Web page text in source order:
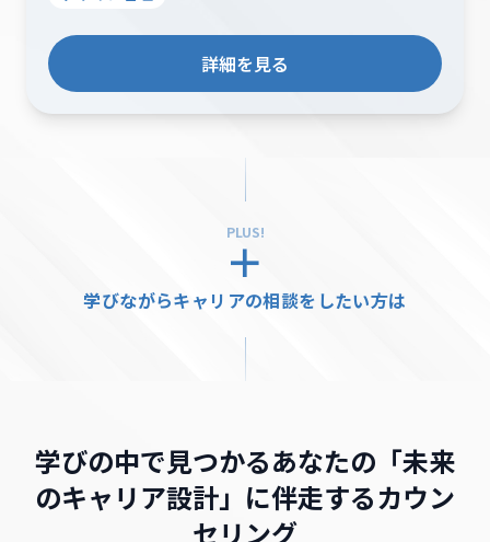
詳細を見る
PLUS!
＋
学びながらキャリアの相談をしたい方は
学びの中で見つかるあなたの「未来
のキャリア設計」に伴走するカウン
セリング